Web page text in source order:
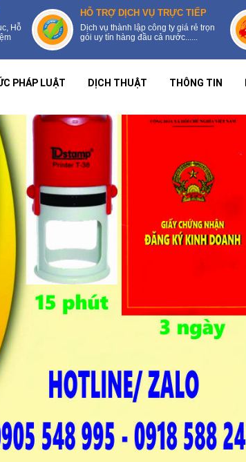
Hỗ
HỖ TRỢ DỊCH VỤ TRỰC TIẾP
Dịch vụ thành lập công ty giá rẻ trọn
gói uy tín hàng đầu cả nước......
PHÁP LUẬT DỊCH THUẬT THÔNG TIN